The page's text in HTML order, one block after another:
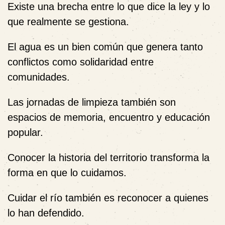
Existe una brecha entre lo que dice la ley y lo
que realmente se gestiona.
El agua es un bien común que genera tanto
conflictos como solidaridad entre
comunidades.
Las jornadas de limpieza también son
espacios de memoria, encuentro y educación
popular.
Conocer la historia del territorio transforma la
forma en que lo cuidamos.
Cuidar el río también es reconocer a quienes
lo han defendido.